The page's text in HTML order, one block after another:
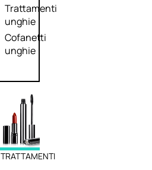
Trattamenti
unghie
Cofanetti
unghie
TRATTAMENTI